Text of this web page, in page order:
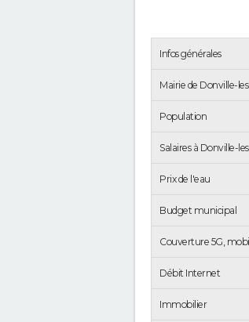
Infos générales
Mairie de Donville-
Population
Salaires à Donville-
Prix de l'eau
Budget municipal
Couverture 5G,
Débit Internet
Immobilier